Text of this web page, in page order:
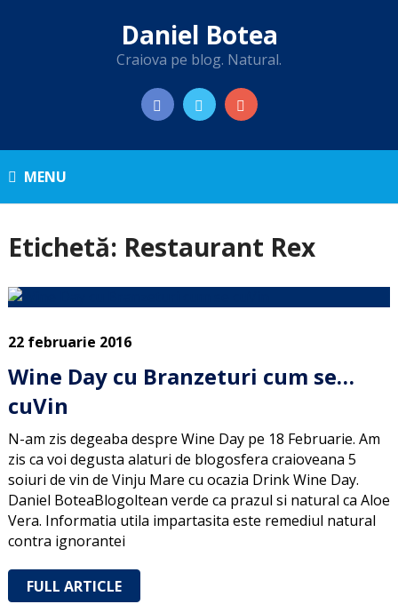
Daniel Botea
Craiova pe blog. Natural.
MENU
Etichetă: Restaurant Rex
22 februarie 2016
Wine Day cu Branzeturi cum se…
cuVin
N-am zis degeaba despre Wine Day pe 18 Februarie. Am
zis ca voi degusta alaturi de blogosfera craioveana 5
soiuri de vin de Vinju Mare cu ocazia Drink Wine Day.
Daniel BoteaBlogoltean verde ca prazul si natural ca Aloe
Vera. Informatia utila impartasita este remediul natural
contra ignorantei
FULL ARTICLE